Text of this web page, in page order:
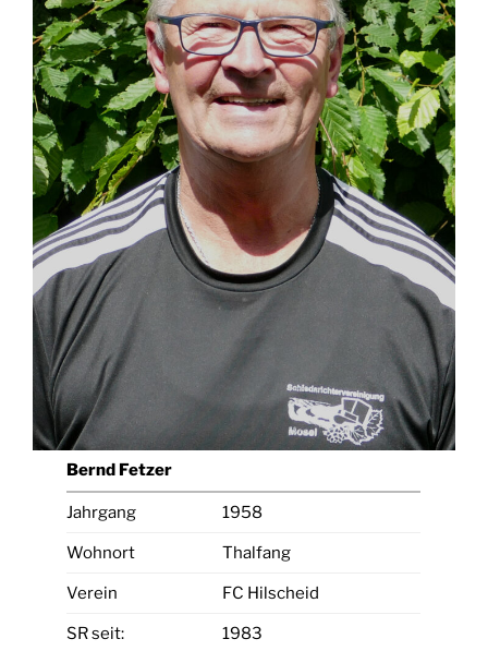
Bernd Fetzer
Jahrgang 1958
Wohnort Thalfang
Verein FC Hilscheid
SR seit: 1983